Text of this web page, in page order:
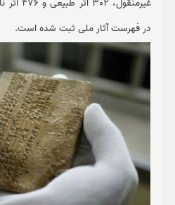
در فهرست آثار ملی ثبت شده است.